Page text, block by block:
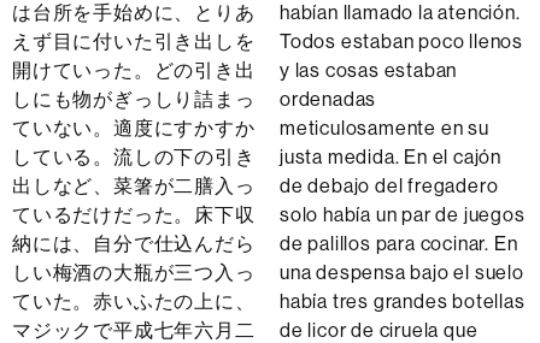
は台所を手始めに、とりあ
えず目に付いた引き出しを
開けていった。どの引き出
しにも物がぎっしり詰まっ
ていない。適度にすかすか
している。流しの下の引き
出しなど、菜箸が二膳入っ
ているだけだった。床下収
納には、自分で仕込んだら
しい梅酒の大瓶が三つ入っ
ていた。赤いふたの上に、
マジックで平成七年六月二
habían llamado la atención.
Todos estaban poco llenos
y las cosas estaban
ordenadas
meticulosamente en su
justa medida. En el cajón
de debajo del fregadero
solo había un par de juegos
de palillos para cocinar. En
una despensa bajo el suelo
había tres grandes botellas
de licor de ciruela que